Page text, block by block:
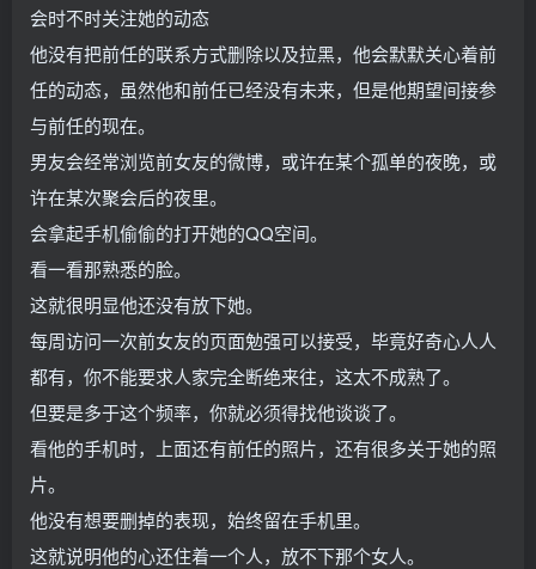
会时不时关注她的动态
他没有把前任的联系方式删除以及拉黑，他会默默关心着前
任的动态，虽然他和前任已经没有未来，但是他期望间接参
与前任的现在。
男友会经常浏览前女友的微博，或许在某个孤单的夜晚，或
许在某次聚会后的夜里。
会拿起手机偷偷的打开她的QQ空间。
看一看那熟悉的脸。
这就很明显他还没有放下她。
每周访问一次前女友的页面勉强可以接受，毕竟好奇心人人
都有，你不能要求人家完全断绝来往，这太不成熟了。
但要是多于这个频率，你就必须得找他谈谈了。
看他的手机时，上面还有前任的照片，还有很多关于她的照
片。
他没有想要删掉的表现，始终留在手机里。
这就说明他的心还住着一个人，放不下那个女人。